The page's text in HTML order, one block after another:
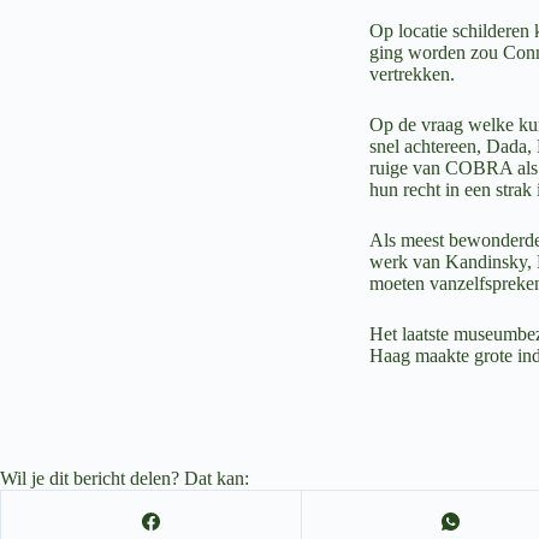
Op locatie schilderen
ging worden zou
vertrekken.
Op de vraag welke
snel achtereen,
ruige van COBRA
hun recht in een strak
Als meest
werk van Kandinsky,
moeten
Het laatste
Haag maakte grote
Wil je dit bericht delen? Dat kan: